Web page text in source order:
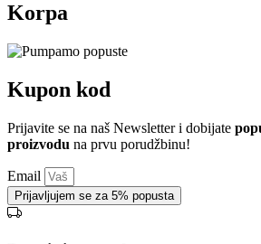
Korpa
Kupon kod
Prijavite se na naš Newsletter i dobijate
proizvodu na prvu porudžbinu!
Email
Prijavljujem se za 5% popusta